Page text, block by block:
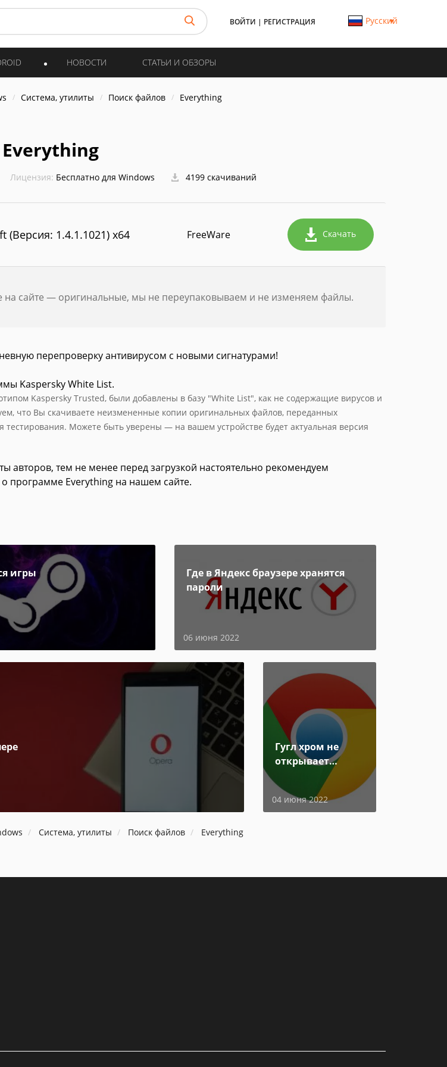
ВОЙТИ | РЕГИСТРАЦИЯ Русский
НОВОСТИ СТАТЬИ И ОБЗОРЫ
Система, утилиты Поиск файлов Everything
Лицензия: Бесплатно для Windows 4199 скачиваний
(Версия: 1.4.1.1021) x64 FreeWare Скачать
на сайте — оригинальные, мы не переупаковываем и не изменяем файлы.
перепроверку антивирусом с новыми сигнатурами!
Kaspersky White List.
Kaspersky Trusted, были добавлены в базу "White List", как не содержащие вирусов и
что Вы скачиваете неизмененные копии оригинальных файлов, переданных
тестирования. Можете быть уверены — на вашем устройстве будет актуальная версия
авторов, тем не менее перед загрузкой настоятельно рекомендуем
программе Everything на нашем сайте.
игры
Где в Яндекс браузере хранятся
пароли
06 июня 2022
Гугл хром не
открывает
04 июня 2022
Система, утилиты Поиск файлов Everything